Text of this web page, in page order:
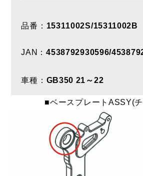
品番： 15311002S/15311002B
JAN：4538792930596/
車種： GB350 21～22
■ベースプレートASSY(